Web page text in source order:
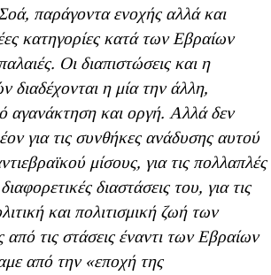
παράγοντα ενοχής αλλά και
κατηγορίες κατά των Εβραίων
Οι διαπιστώσεις και η
διαδέχονται η μία την άλλη,
αγανάκτηση και οργή. Αλλά δεν
για τις συνθήκες ανάδυσης αυτού
μίσους, για τις πολλαπλές
διαστάσεις του, για τις
και πολιτισμική ζωή των
τις στάσεις έναντι των Εβραίων
από την «εποχή της